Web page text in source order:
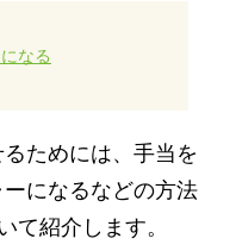
なる
ためには、手当を
になるなどの方法
て紹介します。